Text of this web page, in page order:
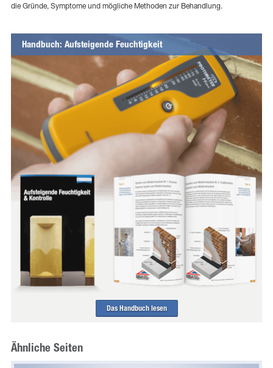
die Gründe, Symptome und mögliche Methoden zur Behandlung.
Handbuch: Aufsteigende Feuchtigkeit
Das Handbuch lesen
Ähnliche Seiten